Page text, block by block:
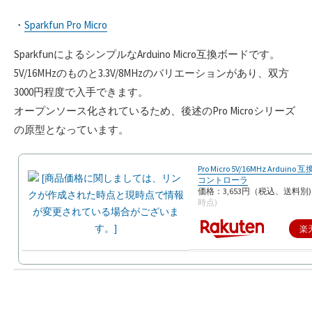
・ Sparkfun Pro Micro
SparkfunによるシンプルなArduino Micro互換ボードです。
5V/16MHzのものと3.3V/8MHzのバリエーションがあり、双方
3000円程度で入手できます。
オープンソース化されているため、後述のPro Microシリーズ
の原型となっています。
Pro Micro 5V/16MHz Arduino 互
コントローラ
価格：3,653円（税込、送料別)
時点)
楽